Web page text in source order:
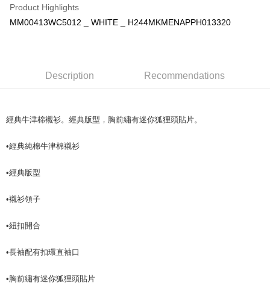
Product Highlights
MM00413WC5012 _ WHITE _ H244MKMENAPPH013320
Description Recommendations
經典牛津棉襯衫。經典版型，胸前繡有迷你狐狸頭貼片。
•經典純棉牛津棉襯衫
•經典版型
•襯衫領子
•紐扣開合
•長袖配有扣環直袖口
•胸前繡有迷你狐狸頭貼片